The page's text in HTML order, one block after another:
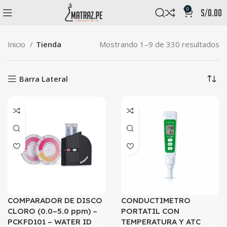
0 s/0.00
Inicio Tienda Mostrando 1–9 de 330 resultados
Barra Lateral
COMPARADOR DE DISCO
CLORO (0.0–5.0 ppm) –
PCKFD101 – WATER ID
CONDUCTIMETRO
PORTATIL CON
TEMPERATURA Y ATC